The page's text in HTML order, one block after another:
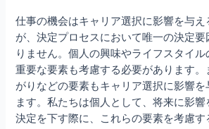
仕事の機会はキャリア選択に影響を与え
が、決定プロセスにおいて唯一の決定
りません。個人の興味やライフスタイ
重要な要素も考慮する必要があります
がりなどの要素もキャリア選択に影響を
ます。私たちは個人として、将来に影
決定を下す際に、これらの要素を考慮す